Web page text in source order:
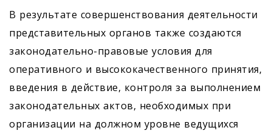
В результате совершенствования деятельности
представительных органов также создаются
законодательно-правовые условия для
оперативного и высококачественного принятия,
введения в действие, контроля за выполнением
законодательных актов, необходимых при
организации на должном уровне ведущихся